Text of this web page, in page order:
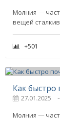
Молния —
вещей
+501
Как
27.01.2025
Молния —